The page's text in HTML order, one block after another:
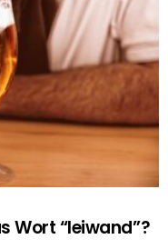
Wort “leiwand”?